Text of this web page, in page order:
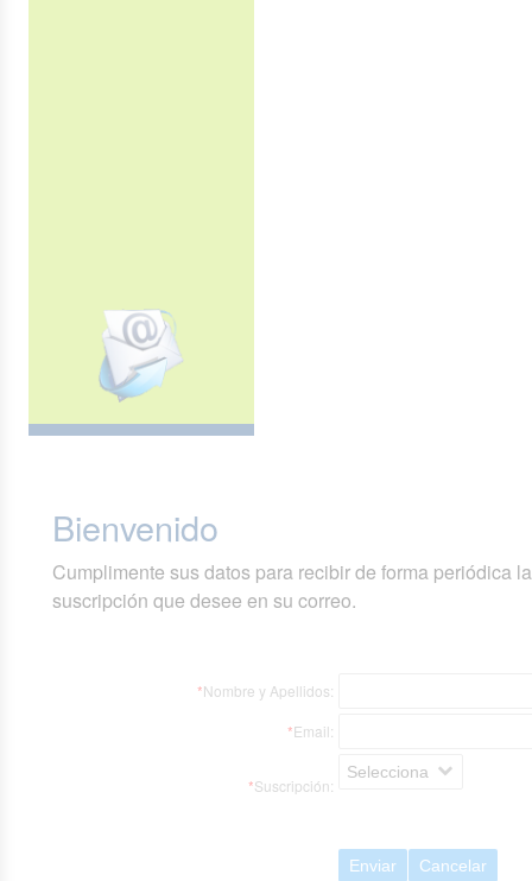
Bienvenido
Cumplimente sus datos para recibir de forma periódica
suscripción que desee en su correo.
*Nombre y Apellidos:
*Email:
*Suscripción:
Selecciona
Enviar Cancelar